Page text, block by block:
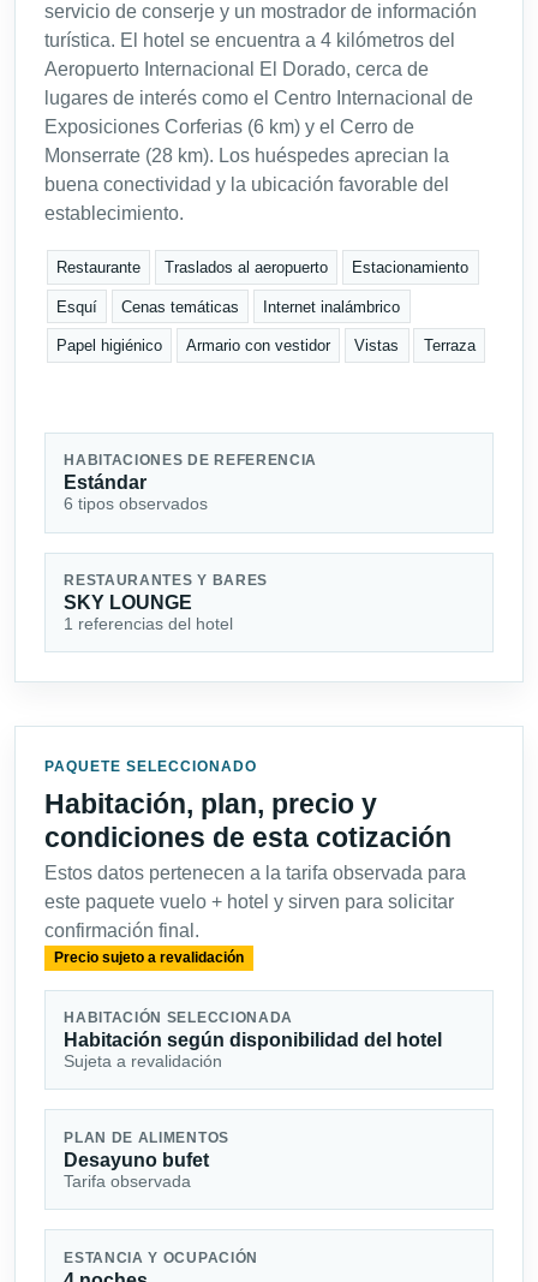
servicio de conserje y un mostrador de información
turística. El hotel se encuentra a 4 kilómetros del
Aeropuerto Internacional El Dorado, cerca de
lugares de interés como el Centro Internacional de
Exposiciones Corferias (6 km) y el Cerro de
Monserrate (28 km). Los huéspedes aprecian la
buena conectividad y la ubicación favorable del
establecimiento.
Restaurante Traslados al aeropuerto Estacionamiento
Esquí Cenas temáticas Internet inalámbrico
Papel higiénico Armario con vestidor Vistas Terraza
HABITACIONES DE REFERENCIA
Estándar
6 tipos observados
RESTAURANTES Y BARES
SKY LOUNGE
1 referencias del hotel
PAQUETE SELECCIONADO
Habitación, plan, precio y
condiciones de esta cotización
Estos datos pertenecen a la tarifa observada para
este paquete vuelo + hotel y sirven para solicitar
confirmación final.
Precio sujeto a revalidación
HABITACIÓN SELECCIONADA
Habitación según disponibilidad del hotel
Sujeta a revalidación
PLAN DE ALIMENTOS
Desayuno bufet
Tarifa observada
ESTANCIA Y OCUPACIÓN